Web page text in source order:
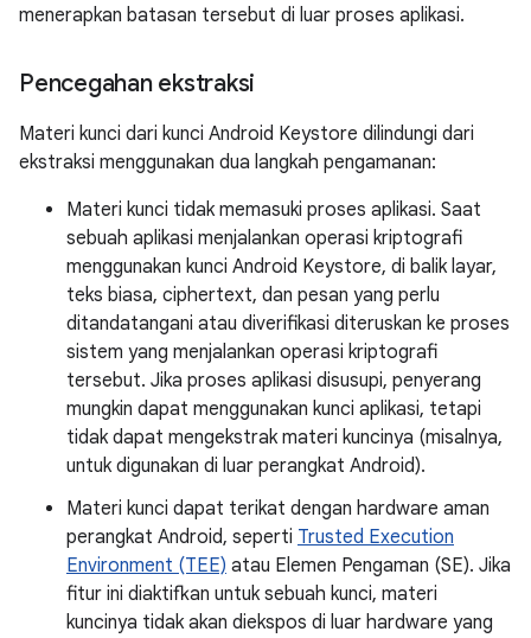
menerapkan batasan tersebut di luar proses aplikasi.
Pencegahan ekstraksi
Materi kunci dari kunci Android Keystore dilindungi dari
ekstraksi menggunakan dua langkah pengamanan:
Materi kunci tidak memasuki proses aplikasi. Saat
sebuah aplikasi menjalankan operasi kriptografi
menggunakan kunci Android Keystore, di balik layar,
teks biasa, ciphertext, dan pesan yang perlu
ditandatangani atau diverifikasi diteruskan ke proses
sistem yang menjalankan operasi kriptografi
tersebut. Jika proses aplikasi disusupi, penyerang
mungkin dapat menggunakan kunci aplikasi, tetapi
tidak dapat mengekstrak materi kuncinya (misalnya,
untuk digunakan di luar perangkat Android).
Materi kunci dapat terikat dengan hardware aman
perangkat Android, seperti Trusted Execution
Environment (TEE) atau Elemen Pengaman (SE). Jika
fitur ini diaktifkan untuk sebuah kunci, materi
kuncinya tidak akan diekspos di luar hardware yang